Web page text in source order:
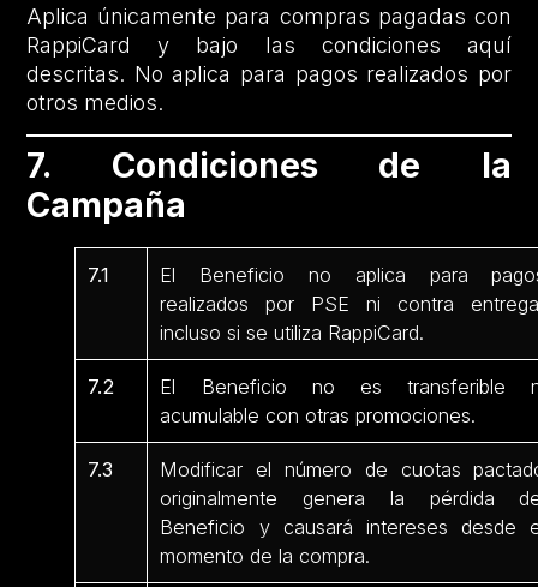
Aplica únicamente para compras pagadas con
RappiCard y bajo las condiciones aquí
descritas. No aplica para pagos realizados por
otros medios.
7. Condiciones de la
Campaña
7.1
El Beneficio no aplica para
realizados por PSE ni contra
incluso si se utiliza RappiCard.
7.2
El Beneficio no es transferible
acumulable con otras promociones.
7.3
Modificar el número de cuotas
originalmente genera la pérdida
Beneficio y causará intereses desde
momento de la compra.